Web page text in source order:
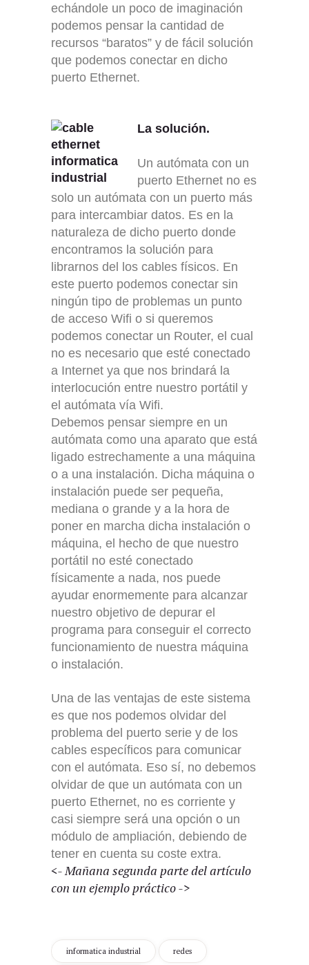
echándole un poco de imaginación
podemos pensar la cantidad de
recursos “baratos” y de fácil solución
que podemos conectar en dicho
puerto Ethernet.
La solución.
Un autómata con un
puerto Ethernet no es
solo un autómata con un puerto más
para intercambiar datos. Es en la
naturaleza de dicho puerto donde
encontramos la solución para
librarnos del los cables físicos. En
este puerto podemos conectar sin
ningún tipo de problemas un punto
de acceso Wifi o si queremos
podemos conectar un Router, el cual
no es necesario que esté conectado
a Internet ya que nos brindará la
interlocución entre nuestro portátil y
el autómata vía Wifi.
Debemos pensar siempre en un
autómata como una aparato que está
ligado estrechamente a una máquina
o a una instalación. Dicha máquina o
instalación puede ser pequeña,
mediana o grande y a la hora de
poner en marcha dicha instalación o
máquina, el hecho de que nuestro
portátil no esté conectado
físicamente a nada, nos puede
ayudar enormemente para alcanzar
nuestro objetivo de depurar el
programa para conseguir el correcto
funcionamiento de nuestra máquina
o instalación.
Una de las ventajas de este sistema
es que nos podemos olvidar del
problema del puerto serie y de los
cables específicos para comunicar
con el autómata. Eso sí, no debemos
olvidar de que un autómata con un
puerto Ethernet, no es corriente y
casi siempre será una opción o un
módulo de ampliación, debiendo de
tener en cuenta su coste extra.
<- Mañana segunda parte del artículo
con un ejemplo práctico ->
informatica industrial redes